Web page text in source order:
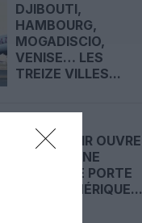
DJIBOUTI,
HAMBOURG,
MOGADISCIO,
VENISE… LES
TREIZE VILLES...
ICELANDAIR OUVRE
VENISE : UNE
NOUVELLE PORTE
VERS L’AMÉRIQUE...